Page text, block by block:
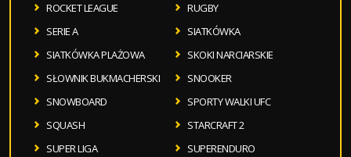
ROCKET LEAGUE
RUGBY
SERIE A
SIATKÓWKA
SIATKÓWKA PLAŻOWA
SKOKI NARCIARSKIE
SŁOWNIK BUKMACHERSKI
SNOOKER
SNOWBOARD
SPORTY WALKI UFC
SQUASH
STARCRAFT 2
SUPER LIGA
SUPERENDURO